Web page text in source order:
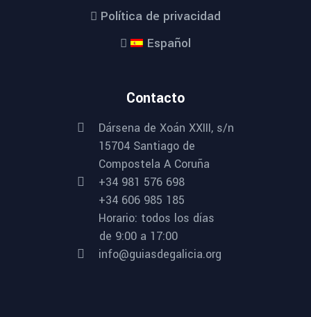
Política de privacidad
Español
Contacto
Dársena de Xoán XXIII, s/n
15704 Santiago de
Compostela A Coruña
+34 981 576 698
+34 606 985 185
Horario: todos los días
de 9:00 a 17:00
info@guiasdegalicia.org